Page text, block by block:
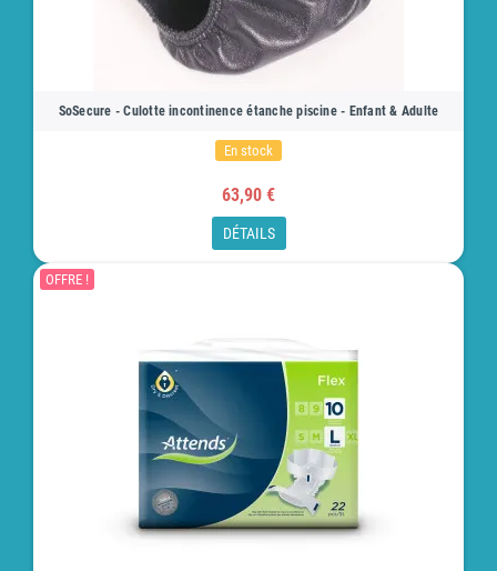
SoSecure - Culotte incontinence étanche piscine - Enfant & Adulte
En stock
63,90 €
DÉTAILS
OFFRE !